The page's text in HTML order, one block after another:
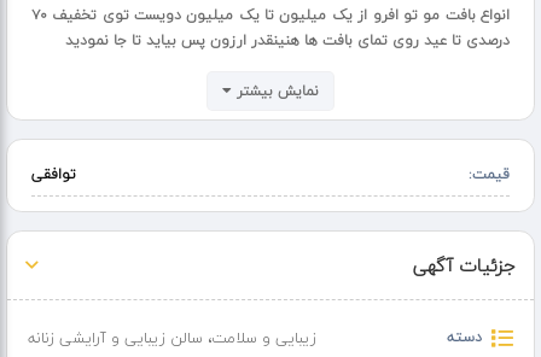
انواع بافت مو تو افرو از یک میلیون تا یک میلیون دویست توی تخفیف ۷۰
درصدی تا عید روی تمای بافت ها هنینقدر ارزون پس بیاید تا جا نمودید
نمایش بیشتر
قیمت: توافقی
جزئیات آگهی
دسته زیبایی و سلامت، سالن زیبایی و آرایشی زنانه